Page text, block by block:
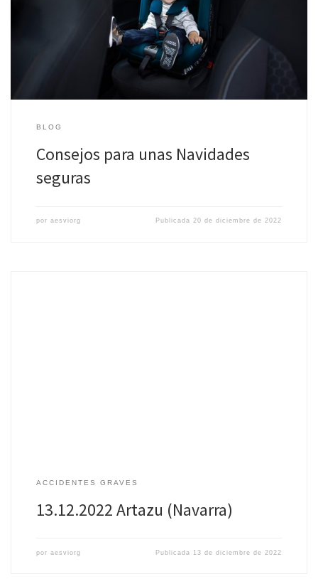
esquina, son millones las familias que estos días se preparan para
BLOG
Consejos para unas Navidades
seguras
por aesviorg Publicada20 de diciembre de 2022
ACCIDENTES GRAVES
13.12.2022 Artazu (Navarra)
por aesviorg Publicada 13 de diciembre de 2022